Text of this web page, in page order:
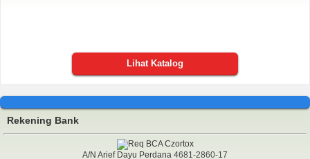
Lihat Katalog
Rekening Bank
A/N Arief Dayu Perdana 4681-2860-17